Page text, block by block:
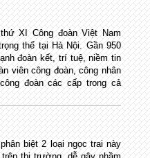
XI Công đoàn Việt Nam
thể tại Hà Nội. Gần 950
đoàn kết, trí tuệ, niềm tin
viên công đoàn, công nhân
đoàn các cấp trong cả
biệt 2 loại ngọc trai này